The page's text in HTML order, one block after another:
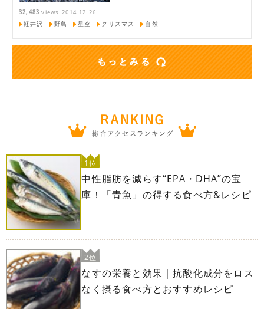
32,483 views 2014.12.26
軽井沢 野鳥 星空 クリスマス 自然
1位
中性脂肪を減らす“EPA・DHA”の宝
庫！「青魚」の得する食べ方&レシピ
2位
なすの栄養と効果｜抗酸化成分をロス
なく摂る食べ方とおすすめレシピ